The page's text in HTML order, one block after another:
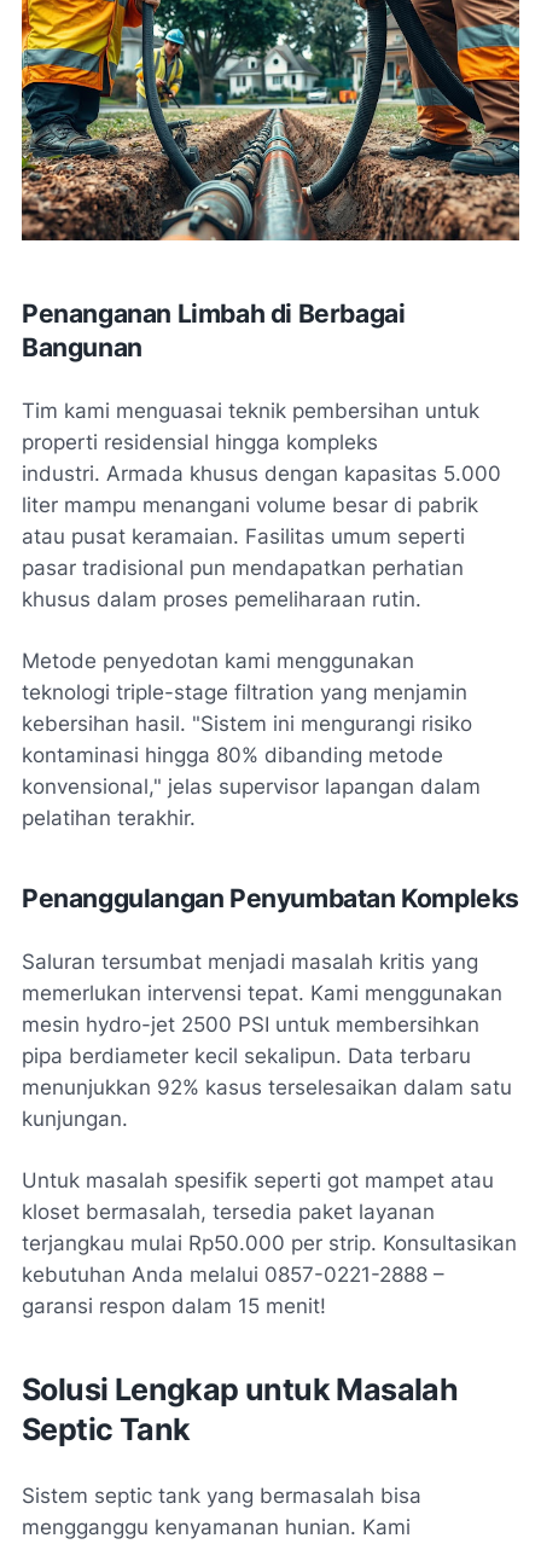
Penanganan Limbah di Berbagai
Bangunan
Tim kami menguasai teknik pembersihan untuk
properti residensial hingga kompleks
industri. Armada khusus dengan kapasitas 5.000
liter mampu menangani volume besar di pabrik
atau pusat keramaian. Fasilitas umum seperti
pasar tradisional pun mendapatkan perhatian
khusus dalam proses pemeliharaan rutin.
Metode penyedotan kami menggunakan
teknologi triple-stage filtration yang menjamin
kebersihan hasil. "Sistem ini mengurangi risiko
kontaminasi hingga 80% dibanding metode
konvensional," jelas supervisor lapangan dalam
pelatihan terakhir.
Penanggulangan Penyumbatan Kompleks
Saluran tersumbat menjadi masalah kritis yang
memerlukan intervensi tepat. Kami menggunakan
mesin hydro-jet 2500 PSI untuk membersihkan
pipa berdiameter kecil sekalipun. Data terbaru
menunjukkan 92% kasus terselesaikan dalam satu
kunjungan.
Untuk masalah spesifik seperti got mampet atau
kloset bermasalah, tersedia paket layanan
terjangkau mulai Rp50.000 per strip. Konsultasikan
kebutuhan Anda melalui 0857-0221-2888 –
garansi respon dalam 15 menit!
Solusi Lengkap untuk Masalah
Septic Tank
Sistem septic tank yang bermasalah bisa
mengganggu kenyamanan hunian. Kami